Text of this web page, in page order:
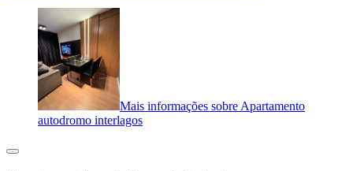
Mais informações sobre Apartamento
autodromo interlagos